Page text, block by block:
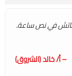
في نص ساعة.
– أ/ خالد (الشروق)